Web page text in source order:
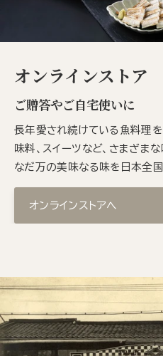
オンラインストア
ご贈答やご自宅使いに
長年愛され続けている魚料理を
味料、スイーツなど、さまざま
なだ万の美味なる味を日本全国
オンラインストアへ